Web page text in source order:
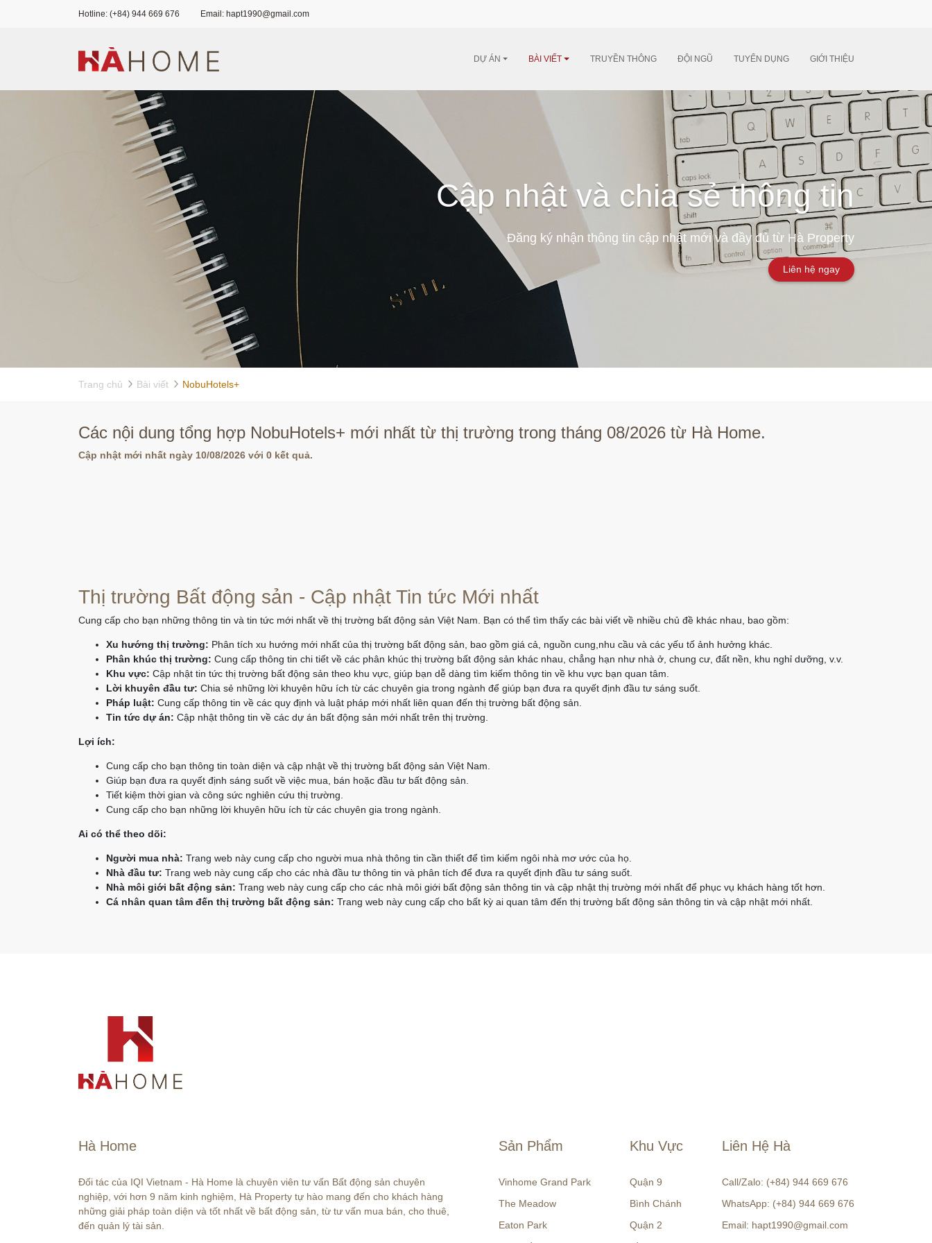
Hotline: (+84) 944 669 676 Email: hapt1990@gmail.com
DỰ ÁN BÀI VIẾT TRUYỀN THÔNG ĐỘI NGŨ TUYỂN DỤNG GIỚI THIỆU
Cập nhật và chia sẻ thông tin
Đăng ký nhận thông tin cập nhật mới và đầy đủ từ Hà Property
Liên hệ ngay
Trang chủ Bài viết NobuHotels+
Các nội dung tổng hợp NobuHotels+ mới nhất từ thị trường trong tháng 08/2026 từ Hà Home.
Cập nhật mới nhất ngày 10/08/2026 với 0 kết quả.
Thị trường Bất động sản - Cập nhật Tin tức Mới nhất
Cung cấp cho bạn những thông tin và tin tức mới nhất về thị trường bất động sản Việt Nam. Bạn có thể tìm thấy các bài viết về nhiều chủ đề khác nhau, bao gồm:
Xu hướng thị trường: Phân tích xu hướng mới nhất của thị trường bất động sản, bao gồm giá cả, nguồn cung,nhu cầu và các yếu tố ảnh hưởng khác.
Phân khúc thị trường: Cung cấp thông tin chi tiết về các phân khúc thị trường bất động sản khác nhau, chẳng hạn như nhà ở, chung cư, đất nền, khu nghỉ dưỡng, v.v.
Khu vực: Cập nhật tin tức thị trường bất động sản theo khu vực, giúp bạn dễ dàng tìm kiếm thông tin về khu vực bạn quan tâm.
Lời khuyên đầu tư: Chia sẻ những lời khuyên hữu ích từ các chuyên gia trong ngành để giúp bạn đưa ra quyết định đầu tư sáng suốt.
Pháp luật: Cung cấp thông tin về các quy định và luật pháp mới nhất liên quan đến thị trường bất động sản.
Tin tức dự án: Cập nhật thông tin về các dự án bất động sản mới nhất trên thị trường.
Lợi ích:
Cung cấp cho bạn thông tin toàn diện và cập nhật về thị trường bất động sản Việt Nam.
Giúp bạn đưa ra quyết định sáng suốt về việc mua, bán hoặc đầu tư bất động sản.
Tiết kiệm thời gian và công sức nghiên cứu thị trường.
Cung cấp cho bạn những lời khuyên hữu ích từ các chuyên gia trong ngành.
Ai có thể theo dõi:
Người mua nhà: Trang web này cung cấp cho người mua nhà thông tin cần thiết để tìm kiếm ngôi nhà mơ ước của họ.
Nhà đầu tư: Trang web này cung cấp cho các nhà đầu tư thông tin và phân tích để đưa ra quyết định đầu tư sáng suốt.
Nhà môi giới bất động sản: Trang web này cung cấp cho các nhà môi giới bất động sản thông tin và cập nhật thị trường mới nhất để phục vụ khách hàng tốt hơn.
Cá nhân quan tâm đến thị trường bất động sản: Trang web này cung cấp cho bất kỳ ai quan tâm đến thị trường bất động sản thông tin và cập nhật mới nhất.
Hà Home
Đối tác của IQI Vietnam - Hà Home là chuyên viên tư vấn Bất động sản chuyên
nghiệp, với hơn 9 năm kinh nghiệm, Hà Property tự hào mang đến cho khách hàng
những giải pháp toàn diện và tốt nhất về bất động sản, từ tư vấn mua bán, cho thuê,
đến quản lý tài sản.
Sản Phẩm
Vinhome Grand Park
The Meadow
Eaton Park
Khu Vực
Quận 9
Bình Chánh
Quận 2
Liên Hệ Hà
Call/Zalo: (+84) 944 669 676
WhatsApp: (+84) 944 669 676
Email: hapt1990@gmail.com